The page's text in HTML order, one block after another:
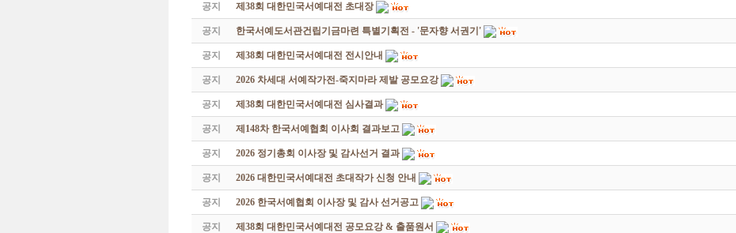
공지 제38회 대한민국서예대전 초대장
공지 한국서예도서관건립기금마련 특별기획전 - '문자향 서권기'
공지 제38회 대한민국서예대전 전시안내
공지 2026 차세대 서예작가전-죽지마라 제발 공모요강
공지 제38회 대한민국서예대전 심사결과
공지 제148차 한국서예협회 이사회 결과보고
공지 2026 정기총회 이사장 및 감사선거 결과
공지 2026 대한민국서예대전 초대작가 신청 안내
공지 2026 한국서예협회 이사장 및 감사 선거공고
공지 제38회 대한민국서예대전 공모요강 & 출품원서